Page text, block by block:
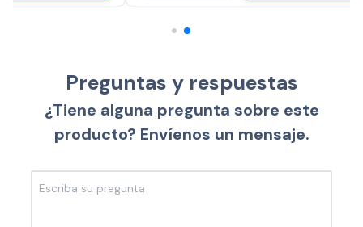
Preguntas y respuestas
¿Tiene alguna pregunta sobre este
producto? Envíenos un mensaje.